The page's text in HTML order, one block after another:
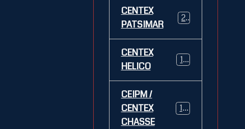
CENTEX
PATSIMAR
21
CENTEX
HELICO
14
CEIPM /
CENTEX
CHASSE
108